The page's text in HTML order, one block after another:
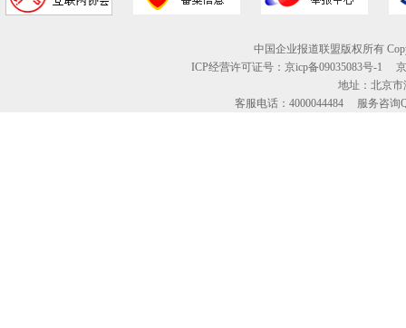
中国企业报道联盟版权所有
ICP经营许可证号：京icp备09035083号-1
地址：北京市
客服电话：4000044484 服务咨询